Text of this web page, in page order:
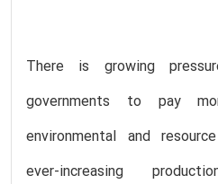
There is growing
governments to pay
environmental and
ever-increasing